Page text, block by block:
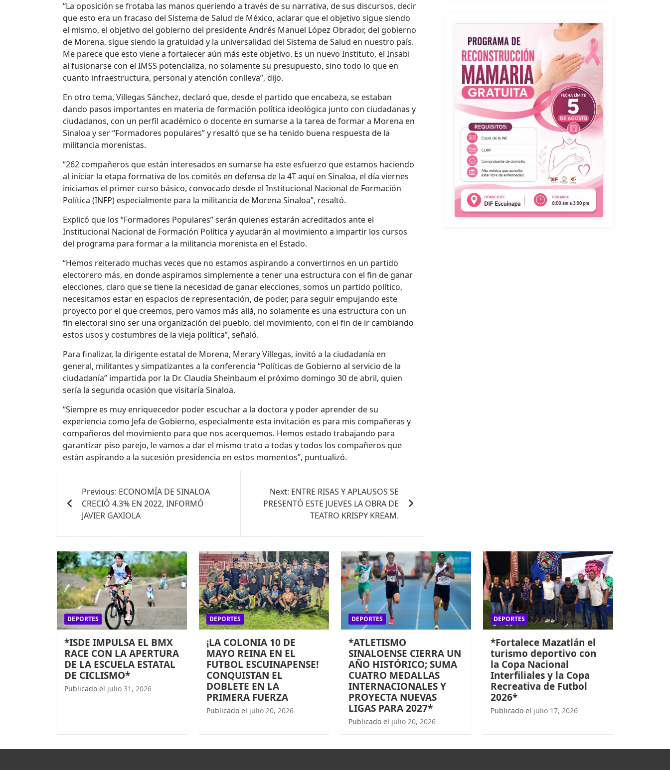
“La oposición se frotaba las manos queriendo a través de su narrativa, de sus discursos, decir
que esto era un fracaso del Sistema de Salud de México, aclarar que el objetivo sigue siendo
el mismo, el objetivo del gobierno del presidente Andrés Manuel López Obrador, del gobierno
de Morena, sigue siendo la gratuidad y la universalidad del Sistema de Salud en nuestro país.
Me parece que esto viene a fortalecer aún más este objetivo. Es un nuevo Instituto, el Insabi
al fusionarse con el IMSS potencializa, no solamente su presupuesto, sino todo lo que en
cuanto infraestructura, personal y atención conlleva”, dijo.
En otro tema, Villegas Sánchez, declaró que, desde el partido que encabeza, se estaban
dando pasos importantes en materia de formación política ideológica junto con ciudadanas y
ciudadanos, con un perfil académico o docente en sumarse a la tarea de formar a Morena en
Sinaloa y ser “Formadores populares” y resaltó que se ha tenido buena respuesta de la
militancia morenistas.
“262 compañeros que están interesados en sumarse ha este esfuerzo que estamos haciendo
al iniciar la etapa formativa de los comités en defensa de la 4T aquí en Sinaloa, el día viernes
iniciamos el primer curso básico, convocado desde el Institucional Nacional de Formación
Política (INFP) especialmente para la militancia de Morena Sinaloa”, resaltó.
Explicó que los “Formadores Populares” serán quienes estarán acreditados ante el
Institucional Nacional de Formación Política y ayudarán al movimiento a impartir los cursos
del programa para formar a la militancia morenista en el Estado.
“Hemos reiterado muchas veces que no estamos aspirando a convertirnos en un partido
electorero más, en donde aspiramos simplemente a tener una estructura con el fin de ganar
elecciones, claro que se tiene la necesidad de ganar elecciones, somos un partido político,
necesitamos estar en espacios de representación, de poder, para seguir empujando este
proyecto por el que creemos, pero vamos más allá, no solamente es una estructura con un
fin electoral sino ser una organización del pueblo, del movimiento, con el fin de ir cambiando
estos usos y costumbres de la vieja política”, señaló.
Para finalizar, la dirigente estatal de Morena, Merary Villegas, invitó a la ciudadanía en
general, militantes y simpatizantes a la conferencia “Políticas de Gobierno al servicio de la
ciudadanía” impartida por la Dr. Claudia Sheinbaum el próximo domingo 30 de abril, quien
sería la segunda ocasión que visitaría Sinaloa.
“Siempre es muy enriquecedor poder escuchar a la doctora y poder aprender de su
experiencia como Jefa de Gobierno, especialmente esta invitación es para mis compañeras y
compañeros del movimiento para que nos acerquemos. Hemos estado trabajando para
garantizar piso parejo, le vamos a dar el mismo trato a todas y todos los compañeros que
están aspirando a la sucesión presidencia en estos momentos”, puntualizó.
de
entradas
Previous: ECONOMÍA DE SINALOA
CRECIÓ 4.3% EN 2022, INFORMÓ
JAVIER GAXIOLA
Next: ENTRE RISAS Y APLAUSOS SE
PRESENTÓ ESTE JUEVES LA OBRA DE
TEATRO KRISPY KREAM.
DEPORTES
*ISDE IMPULSA EL BMX
RACE CON LA APERTURA
DE LA ESCUELA ESTATAL
DE CICLISMO*
Publicado el julio 31, 2026
DEPORTES
¡LA COLONIA 10 DE
MAYO REINA EN EL
FUTBOL ESCUINAPENSE!
CONQUISTAN EL
DOBLETE EN LA
PRIMERA FUERZA
Publicado el julio 20, 2026
DEPORTES
*ATLETISMO
SINALOENSE CIERRA UN
AÑO HISTÓRICO; SUMA
CUATRO MEDALLAS
INTERNACIONALES Y
PROYECTA NUEVAS
LIGAS PARA 2027*
Publicado el julio 20, 2026
DEPORTES
*Fortalece Mazatlán el
turismo deportivo con
la Copa Nacional
Interfiliales y la Copa
Recreativa de Futbol
2026*
Publicado el julio 17, 2026